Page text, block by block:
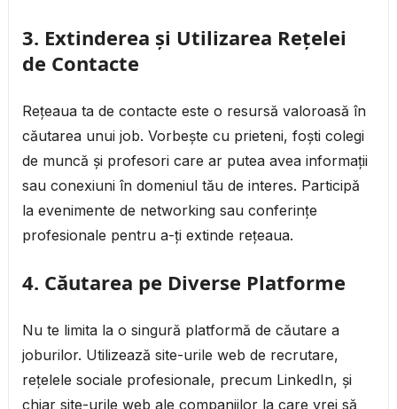
3. Extinderea și Utilizarea Rețelei
de Contacte
Rețeaua ta de contacte este o resursă valoroasă în
căutarea unui job. Vorbește cu prieteni, foști colegi
de muncă și profesori care ar putea avea informații
sau conexiuni în domeniul tău de interes. Participă
la evenimente de networking sau conferințe
profesionale pentru a-ți extinde rețeaua.
4. Căutarea pe Diverse Platforme
Nu te limita la o singură platformă de căutare a
joburilor. Utilizează site-urile web de recrutare,
rețelele sociale profesionale, precum LinkedIn, și
chiar site-urile web ale companiilor la care vrei să